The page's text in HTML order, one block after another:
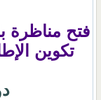
فتح مناظرة
تكوين